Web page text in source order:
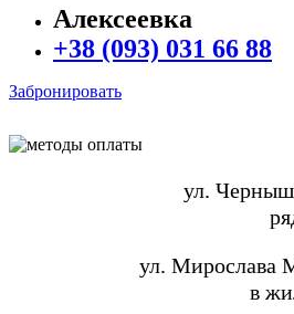
Алексеевка
+38 (093) 031 66 88
Забронировать
ул.
ул. Мирослава
в